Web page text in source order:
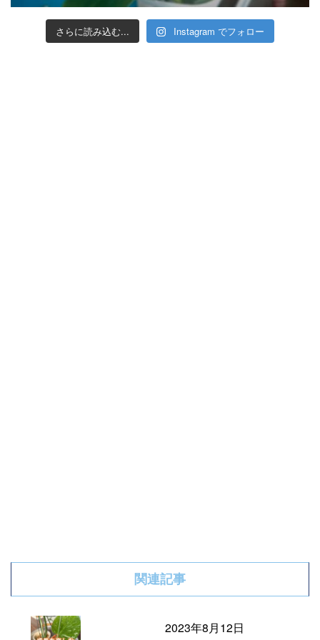
さらに読み込む... Instagram でフォロー
関連記事
2023年8月12日